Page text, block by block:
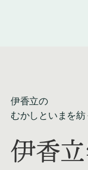
伊香立の
むかしといまを紡
伊香